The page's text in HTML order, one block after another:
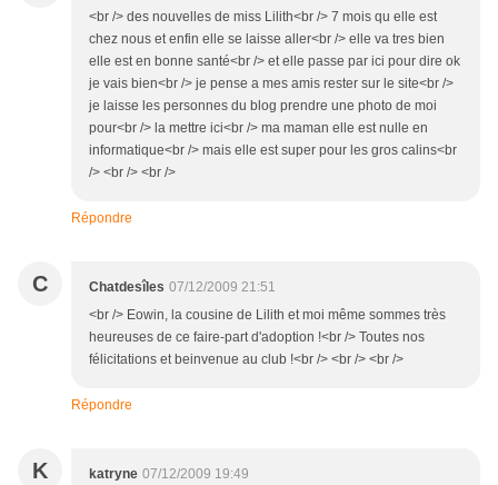
<br /> des nouvelles de miss Lilith<br /> 7 mois qu elle est
chez nous et enfin elle se laisse aller<br /> elle va tres bien
elle est en bonne santé<br /> et elle passe par ici pour dire ok
je vais bien<br /> je pense a mes amis rester sur le site<br />
je laisse les personnes du blog prendre une photo de moi
pour<br /> la mettre ici<br /> ma maman elle est nulle en
informatique<br /> mais elle est super pour les gros calins<br
/> <br /> <br />
Répondre
C Chatdesîles 07/12/2009 21:51
<br /> Eowin, la cousine de Lilith et moi même sommes très
heureuses de ce faire-part d'adoption !<br /> Toutes nos
félicitations et beinvenue au club !<br /> <br /> <br />
Répondre
K katryne 07/12/2009 19:49